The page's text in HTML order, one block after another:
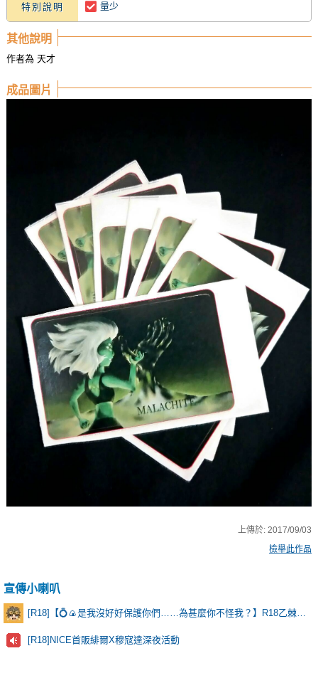
特別說明 量少
其他說明
作者為 天才
成品圖片
上傳於:2017/09/03
檢舉此作品
宣傳小喇叭
[R18]【💍🍙是我沒好好保護你們……為甚麼你不怪我？】R18乙棘《Poker Face》* 含本篇劇情
[R18]NICE首販緋爾X穆寇達深夜活動